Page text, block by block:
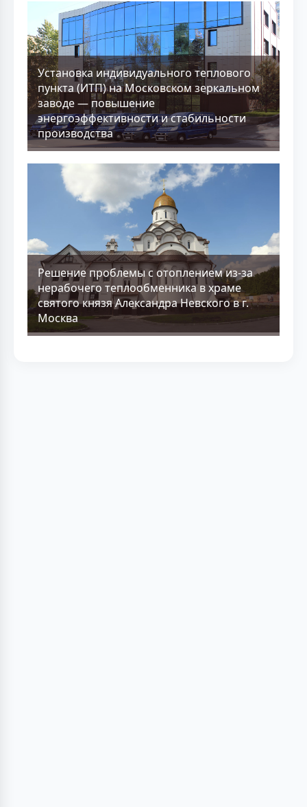
Установка индивидуального теплового
пункта (ИТП) на Московском зеркальном
заводе — повышение
энергоэффективности и стабильности
производства
Решение проблемы с отоплением из-за
нерабочего теплообменника в храме
святого князя Александра Невского в г.
Москва